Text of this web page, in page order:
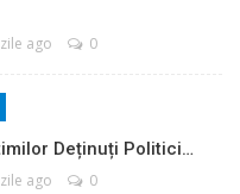
ago 0
Deținuți Politici…
ago 0